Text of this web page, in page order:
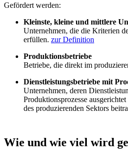
Gefördert werden:
Kleinste, kleine und mittlere
Unternehmen, die die Kriterien
erfüllen. zur Definition
Produktionsbetriebe
Betriebe, die direkt im
Dienstleistungsbetriebe mit
Unternehmen, deren
Produktionsprozesse
des produzierenden Sektors
Wie und wie viel wird